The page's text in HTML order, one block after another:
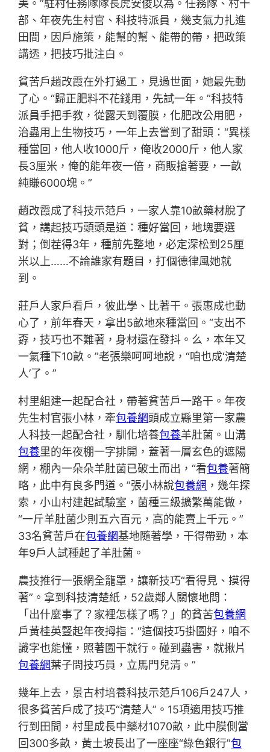
美。”駐村任務隊隊長虎安俊以為。任務隊、村干
部、年夜先生村官、科技特派員，幾支氣力扎進
田間，因戶施策，能幫的幫、能帶的帶，把政策
講透，把技巧批注白。
貧苦戶趙改霞在外打過工，見過世面，她最先動
了心。“歸正肥料不花錢用，先試一年。”科技特
派員手把手教，從露天到覆膜，化肥改公用肥，
治蟲用上生物技巧，一年上去嘗到了甜頭：“異樣
種當回，他人收1000斤，俺收2000斤，他人家
長3厘米，俺的能年夜一倍，商販搶著要，一畝
純賺6000塊。”
趙改霞成了科技示范戶，一家人靠10畝藥材脫了
貧，講起技巧頭頭是道：種好當回，地塊要選
對；倒茬得3年，種前先整地，必定深松到25厘
米以上……不論誰家有題目，打個德律風她就
到。
莊戶人家戶看戶，彼此學、比著干。張惠成也動
心了，前年春天，拿出5畝地來種當回。“支出不
孬，技巧也不難著，身材還在發抖。么，本年又
一氣種下10畝。”老張樂呵呵地說，“咱也成‘清楚
人’了。”
村里組建一起配合社，帶著貧苦戶一路干。年夜
先生村官張小林，牽包養網頭成立縣里第一家農
人科技一起配合社，馴化培養包養羊肚菌。山溝
包養里的年夜棚一字排開，蓋著一層玄色的遮陽
網，棚內一朵朵羊肚菌已破土而出，“看包養著簡
略，此中有良多門道。”張小林說包養網 ，幾年探
索，小山村建起試驗室，菌種三級擴繁萬能做，
“一斤羊肚菌少則五六百元，高的能賣上千元。”
33名貧苦戶在包養網基地隨著學，干得帶勁，本
年9戶人試種起了羊肚菌。
農技推行一張網全籠罩，讓新技巧“看得見、摸得
著”。拿到科技清楚紙，52歲鄰人關懷地問：
「出什麼事了？家裡怎樣了嗎？」的貧苦包養網
戶黃桂英豎起年夜拇指：“這個技巧掛圖好，咱不
識字也能懂，照著圖干就行。碰到蟲害，就揪片
包養網葉子問技巧員，立馬門兒清。”
幾年上去，景古村培養科技示范戶106戶247人，
很多貧苦戶成了技巧“清楚人”。15項適用技巧推
行到田間，村里成長中藥材1070畝，此中膜側當
回300多畝，黃土坡長出了一座座“綠色銀行”包